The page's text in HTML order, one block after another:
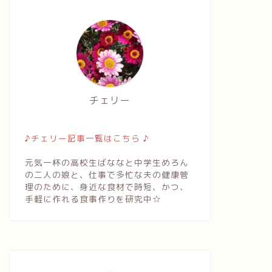
チェリー
♪チェリー記事一覧はこちら ♪
元気一杯の高校生ばななと中学生めろん
の二人の娘と、仕事で多忙な夫の健康管
理のために、身近な食材で時短、かつ、
手軽に作れる食事作りを研究中☆